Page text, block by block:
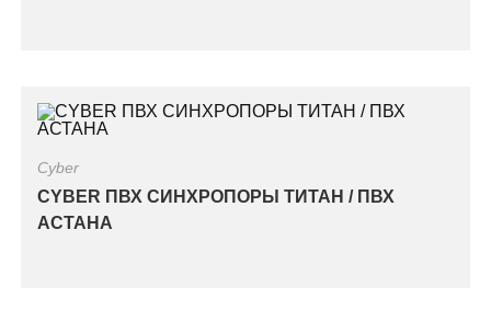
Cyber
CYBER ПВХ СИНХРОПОРЫ ТИТАН / ПВХ
АСТАНА